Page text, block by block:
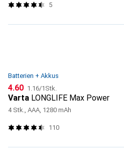
5
Batterien + Akkus
CHF
4.60 CHF
1.16/1Stk.
Varta LONGLIFE Max Power
4 Stk., AAA, 1280 mAh
110